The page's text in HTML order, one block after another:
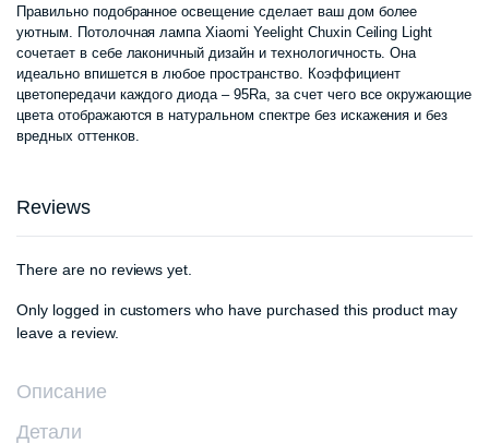
Правильно подобранное освещение сделает ваш дом более
уютным. Потолочная лампа Xiaomi Yeelight Chuxin Ceiling Light
сочетает в себе лаконичный дизайн и технологичность. Она
идеально впишется в любое пространство. Коэффициент
цветопередачи каждого диода – 95Ra, за счет чего все окружающие
цвета отображаются в натуральном спектре без искажения и без
вредных оттенков.
Reviews
There are no reviews yet.
Only logged in customers who have purchased this product may
leave a review.
Описание
Детали